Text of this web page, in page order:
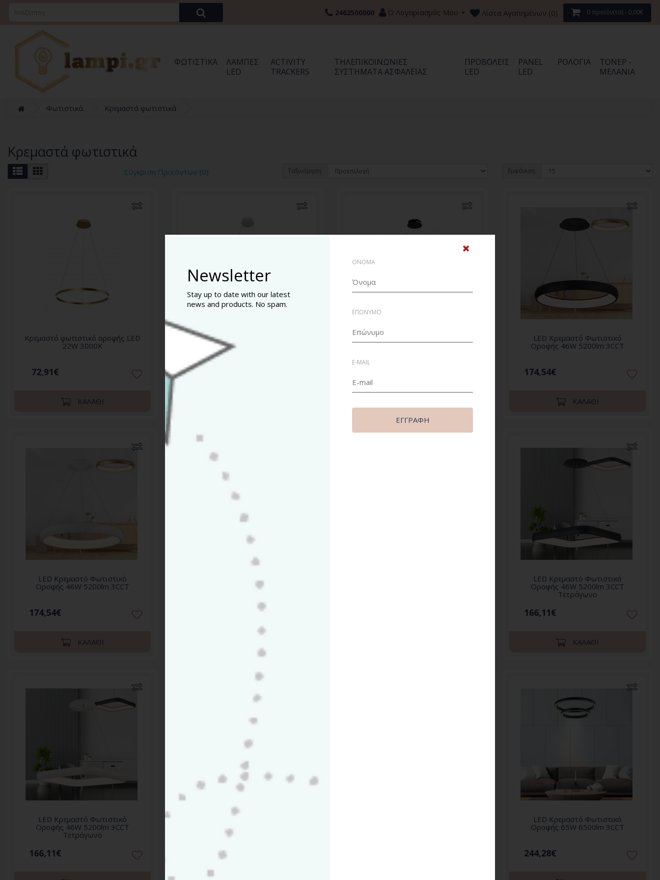
2462500000 Ο Λογαριασμός Μου Λίστα Αγαπημένων (0) 0 προϊόν(τα) - 0,00€
ΦΩΤΙΣΤΙΚΆ
ΛΆΜΠΕΣ
LED
ACTIVITY
TRACKERS
ΤΗΛΕΠΙΚΟΙΝΩΝΊΕΣ
ΣΥΣΤΉΜΑΤΑ ΑΣΦΑΛΕΊΑΣ
ΠΡΟΒΟΛΕΊΣ
LED
PANEL
LED
ΡΟΛΌΓΙΑ
ΤΌΝΕΡ -
ΜΕΛΆΝΙΑ
Φωτιστικά Κρεμαστά φωτιστικά
Κρεμαστά φωτιστικά
Σύγκριση Προϊόντων (0) Ταξινόμηση: Εμφάνιση:
Κρεμαστό φωτιστικό οροφής LED
22W 3000K
72,91€
ΚΑΛΆΘΙ
Κρεμαστό φωτιστικό οροφής LED
22W 3000K
72,91€
Κρεμαστό φωτιστικό οροφής LED
22W 3000K
LED Κρεμαστό Φωτιστικό
Οροφής 46W 5200lm 3CCT
174,54€
ΚΑΛΆΘΙ
LED Κρεμαστό Φωτιστικό
Οροφής 46W 5200lm 3CCT
174,54€
ΚΑΛΆΘΙ
LED Κρεμαστό Φωτιστικό
Οροφής 46W 5200lm 3CCT
LED Κρεμαστό Φωτιστικό
Οροφής 46W 5200lm 3CCT
Τετράγωνο
166,11€
ΚΑΛΆΘΙ
LED Κρεμαστό Φωτιστικό
Οροφής 46W 5200lm 3CCT
Τετράγωνο
166,11€
LED Κρεμαστό Φωτιστικό
Οροφής 65W 6500lm 3CCT
244,53€
LED Κρεμαστό Φωτιστικό
Οροφής 65W 6500lm 3CCT
244,28€
Newsletter
Stay up to date with our latest
news and products. No spam.
ΟΝΟΜΑ
ΕΠΩΝΥΜΟ
E-MAIL
ΕΓΓΡΑΦΉ